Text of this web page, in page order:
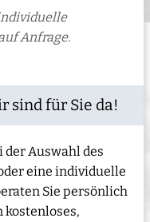
Anfrage.
sind für Sie da!
der Auswahl des
eine individuelle
Sie persönlich